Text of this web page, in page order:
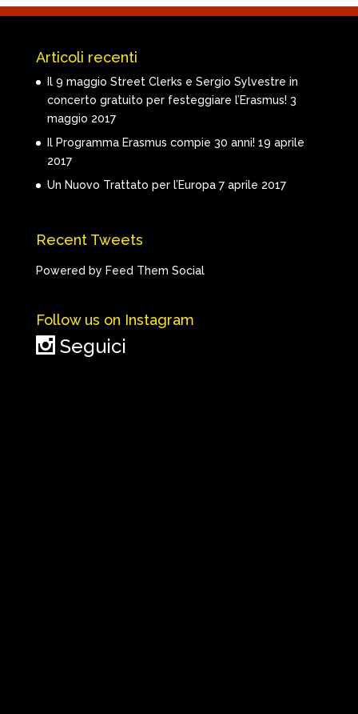
Articoli recenti
Il 9 maggio Street Clerks e Sergio Sylvestre in
concerto gratuito per festeggiare l’Erasmus! 3
maggio 2017
Il Programma Erasmus compie 30 anni! 19 aprile
2017
Un Nuovo Trattato per l’Europa 7 aprile 2017
Recent Tweets
Powered by Feed Them Social
Follow us on Instagram
Seguici